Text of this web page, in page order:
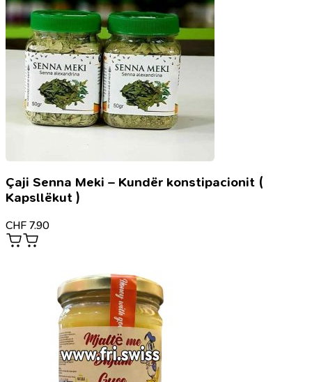
Çaji Senna Meki – Kundër konstipacionit (
Kapsllëkut )
CHF 7.90